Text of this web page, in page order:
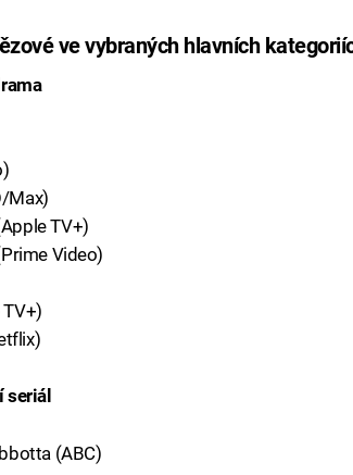
ve vybraných hlavních
Max)
TV+)
Video)
seriál
(ABC)